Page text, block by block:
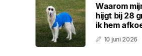
Waarom
hijgt bij 28
ik hem
10 juni 2026